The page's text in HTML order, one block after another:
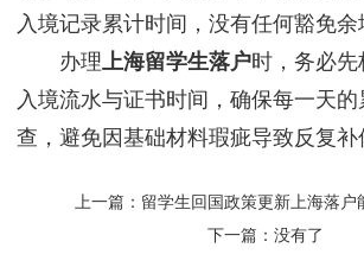
入境记录累计时间，没有任何豁免余
办理上海留学生落户时，务必先
入境流水与证书时间，确保每一天
查，避免因基础材料瑕疵导致反复补
上一篇： 留学生回国政策更新上海落户
下一篇：没有了